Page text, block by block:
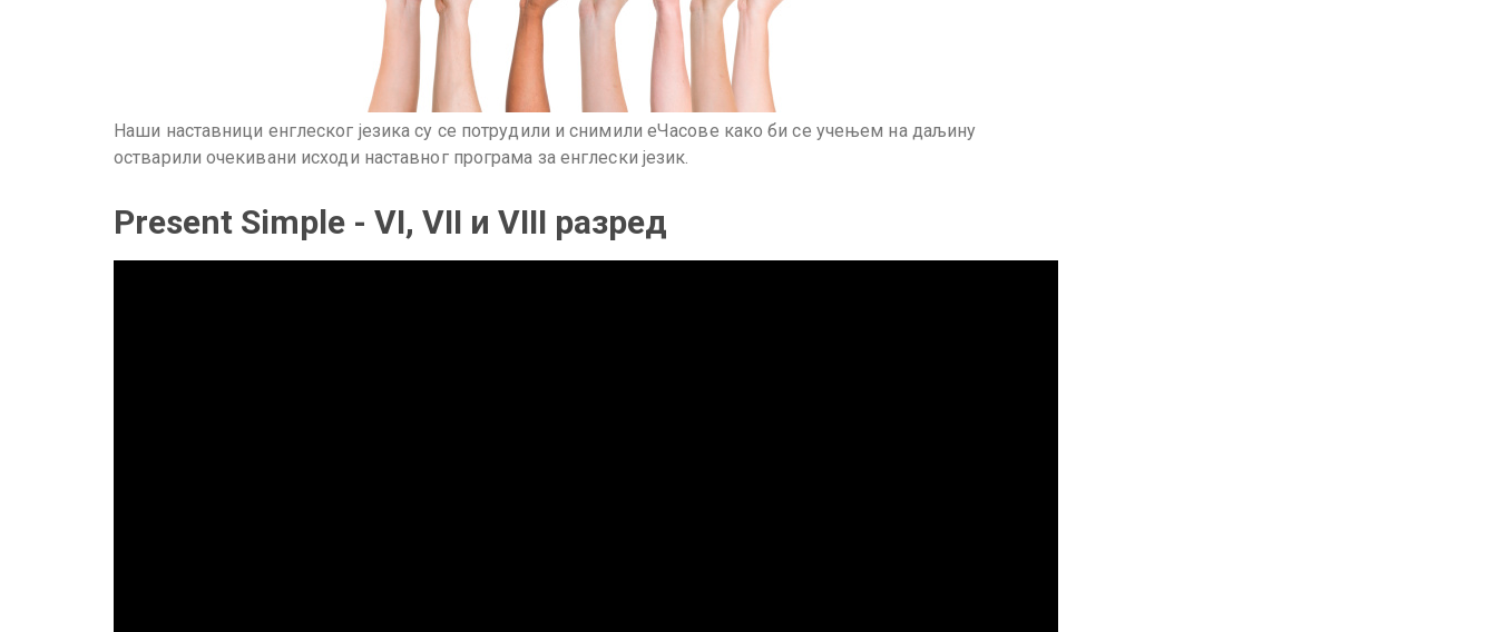
Наши наставници енглеског језика су се потрудили и снимили еЧасове како би се учењем на даљину
остварили очекивани исходи наставног програма за енглески језик.
Present Simple - VI, VII и VIII разред